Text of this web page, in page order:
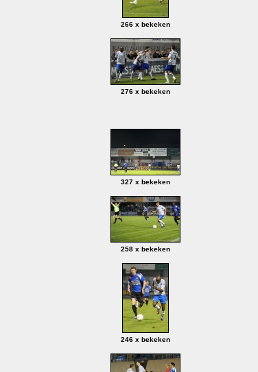
266 x bekeken
276 x bekeken
327 x bekeken
258 x bekeken
246 x bekeken